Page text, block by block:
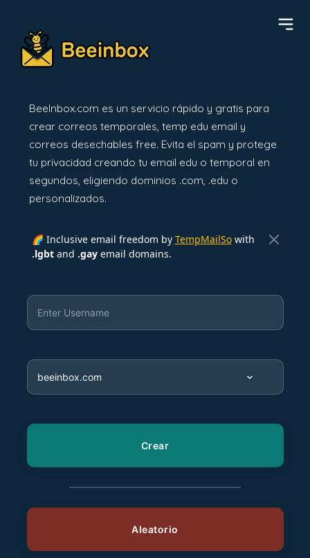
BeeInbox.com es un servicio rápido y gratis para
crear correos temporales, temp edu email y
correos desechables free. Evita el spam y protege
tu privacidad creando tu email edu o temporal en
segundos, eligiendo dominios .com, .edu o
personalizados.
🌈 Inclusive email freedom by TempMailSowith
.lgbtand .gayemail domains.